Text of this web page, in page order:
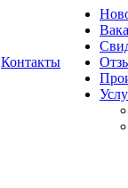
Контакты